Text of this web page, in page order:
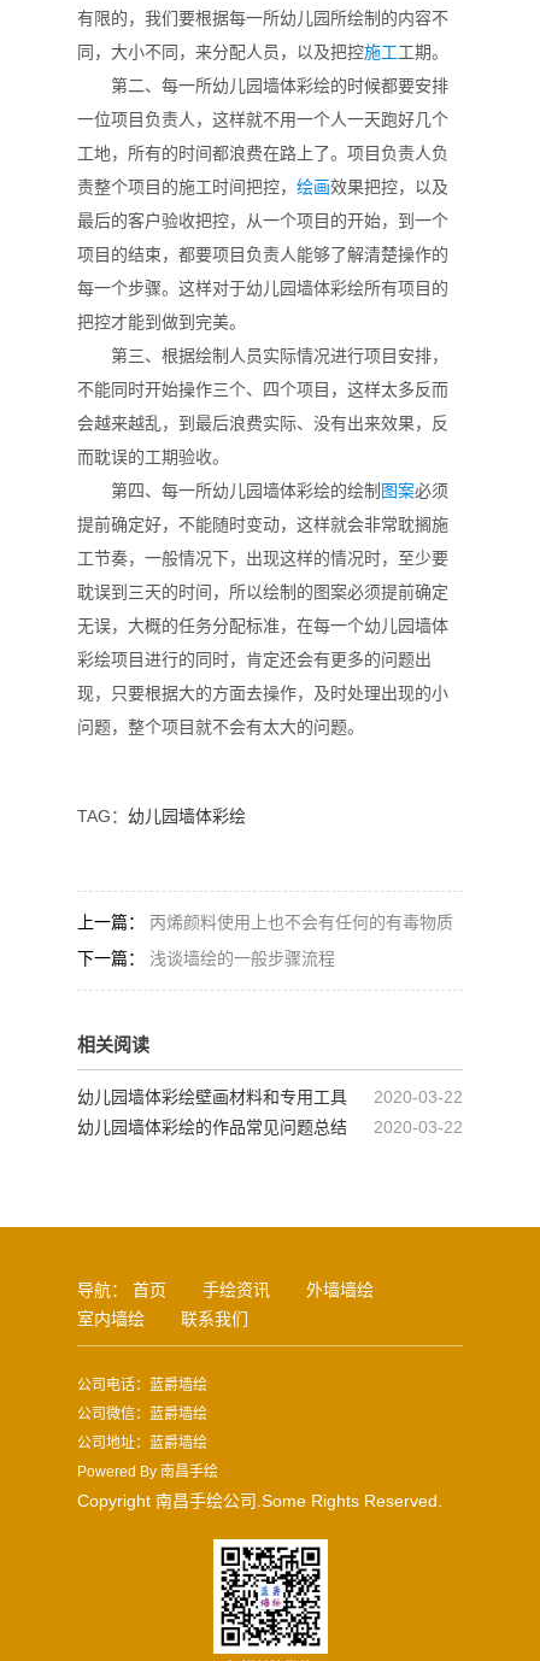
有限的，我们要根据每一所幼儿园所绘制的内容不
同，大小不同，来分配人员，以及把控施工工期。
第二、每一所幼儿园墙体彩绘的时候都要安排
一位项目负责人，这样就不用一个人一天跑好几个
工地，所有的时间都浪费在路上了。项目负责人负
责整个项目的施工时间把控， 绘画效果把控，以及
最后的客户验收把控，从一个项目的开始，到一个
项目的结束，都要项目负责人能够了解清楚操作的
每一个步骤。这样对于幼儿园墙体彩绘所有项目的
把控才能到做到完美。
第三、根据绘制人员实际情况进行项目安排，
不能同时开始操作三个、四个项目，这样太多反而
会越来越乱，到最后浪费实际、没有出来效果，反
而耽误的工期验收。
第四、每一所幼儿园墙体彩绘的绘制 图案必须
提前确定好，不能随时变动，这样就会非常耽搁施
工节奏，一般情况下，出现这样的情况时，至少要
耽误到三天的时间，所以绘制的图案必须提前确定
无误，大概的任务分配标准，在每一个幼儿园墙体
彩绘项目进行的同时，肯定还会有更多的问题出
现，只要根据大的方面去操作，及时处理出现的小
问题，整个项目就不会有太大的问题。
TAG： 幼儿园墙体彩绘
上一篇： 丙烯颜料使用上也不会有任何的有毒物质
下一篇： 浅谈墙绘的一般步骤流程
相关阅读
2020-03-22
幼儿园墙体彩绘壁画材料和专用工具
应用及方式
2020-03-22
幼儿园墙体彩绘的作品常见问题总结
导航： 首页 手绘资讯
外墙墙绘
室内墙绘
联系我们
公司电话：蓝爵墙绘
公司微信：蓝爵墙绘
公司地址：蓝爵墙绘
Powered By 南昌手绘
Copyright 南昌手绘公司.Some Rights Reserved.